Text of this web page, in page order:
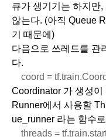
큐가 생기기는 하지만
않는다. (아직 Queue
기 때문에)
다음으로 쓰레드를 관
다.
coord =
Coordinator 가 생성
Runner에서 사용할
ue_runner 라는 함수